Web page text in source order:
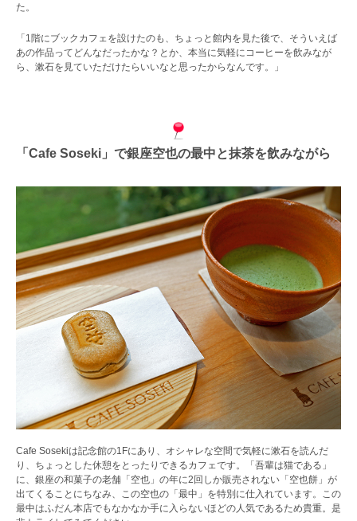
た。
「1階にブックカフェを設けたのも、ちょっと館内を見た後で、そういえば
あの作品ってどんなだったかな？とか、本当に気軽にコーヒーを飲みなが
ら、漱石を見ていただけたらいいなと思ったからなんです。」
「Cafe Soseki」で銀座空也の最中と抹茶を飲みながら
Cafe Sosekiは記念館の1Fにあり、オシャレな空間で気軽に漱石を読んだ
り、ちょっとした休憩をとったりできるカフェです。「吾輩は猫である」
に、銀座の和菓子の老舗「空也」の年に2回しか販売されない「空也餅」が
出てくることにちなみ、この空也の「最中」を特別に仕入れています。この
最中はふだん本店でもなかなか手に入らないほどの人気であるため貴重。是